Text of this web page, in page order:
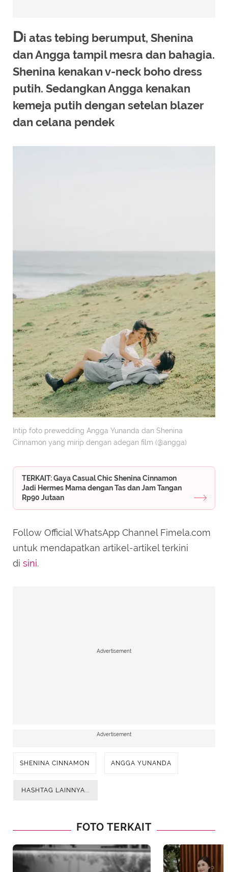
Di atas tebing berumput, Shenina
dan Angga tampil mesra dan bahagia.
Shenina kenakan v-neck boho dress
putih. Sedangkan Angga kenakan
kemeja putih dengan setelan blazer
dan celana pendek
Intip foto prewedding Angga Yunanda dan Shenina
Cinnamon yang mirip dengan adegan film (@angga)
TERKAIT: Gaya Casual Chic Shenina Cinnamon
Jadi Hermes Mama dengan Tas dan Jam Tangan
Rp90 Jutaan
Follow Official WhatsApp Channel Fimela.com
untuk mendapatkan artikel-artikel terkini
di sini.
Advertisement
Advertisement
SHENINA CINNAMON ANGGA YUNANDA
HASHTAG LAINNYA...
FOTO TERKAIT